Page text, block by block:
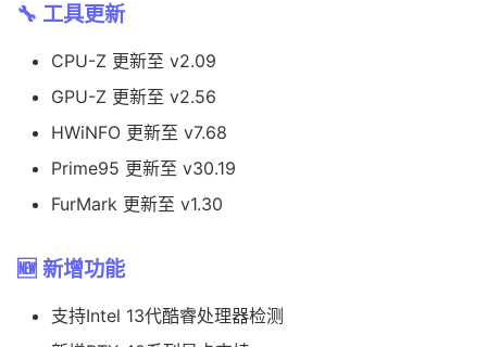
🔧 工具更新
CPU-Z 更新至 v2.09
GPU-Z 更新至 v2.56
HWiNFO 更新至 v7.68
Prime95 更新至 v30.19
FurMark 更新至 v1.30
🆕 新增功能
支持Intel 13代酷睿处理器检测